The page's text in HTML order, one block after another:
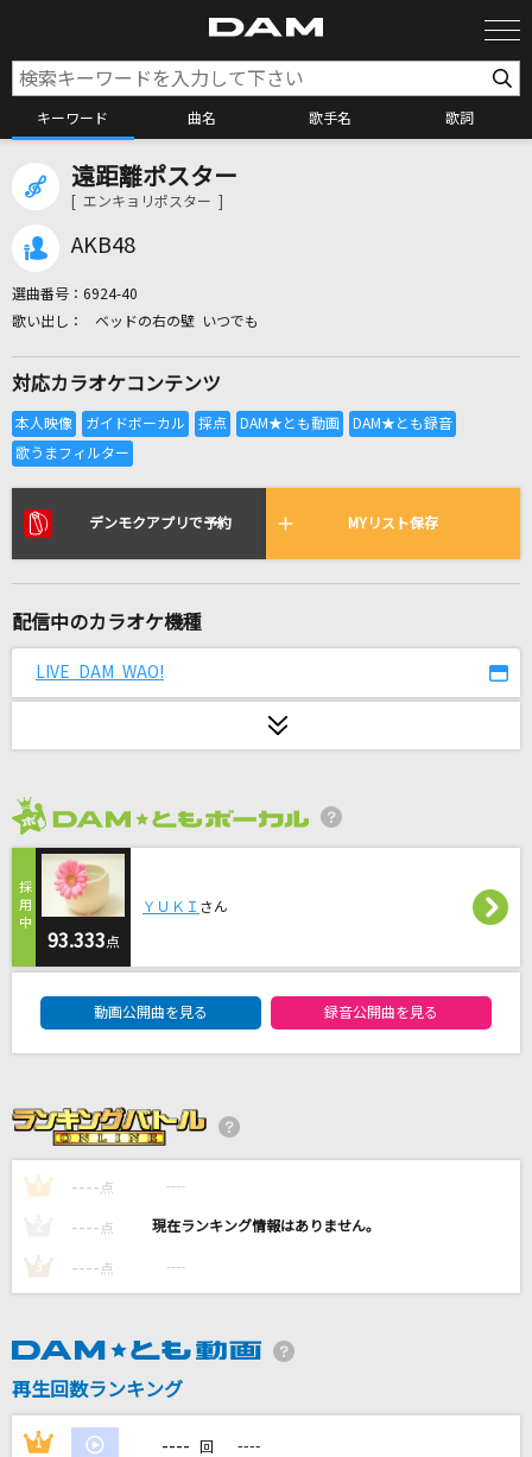
キーワード 曲名 歌手名 歌詞
カラオケ検索
全国りれき
リアルタイムで歌われている曲の一覧
[生音]PIECE OF MY WISH
[生音]黄色
back number
MY FIRST STORY
愛くださいませ
ホワイトノイズ
Official髭男dism
トリセツ
西野カナ
久保田利伸with NAOMI CAMPBELL
[生音]小さな恋のうた
[生音]スパークル (movie ver.)
RADWIMPS
[生音]未来予想図Ⅱ
DREAMS COME TRUE
遠距離ポスター
[ エンキョリポスター ]
AKB48
選曲番号： 6924-40
ベッドの右の壁 いつでも
対応カラオケコンテンツ
デンモクアプリで予約 MYリスト保存
配信中のカラオケ機種
LIVE DAM WAO!
93.333点
ＹＵＫＩ さん
動画公開曲を見る 録音公開曲を見る
1 ---- 点 ----
---- 点 ----
3 ---- 点 ----
再生回数ランキング
1 ---- 回 ----